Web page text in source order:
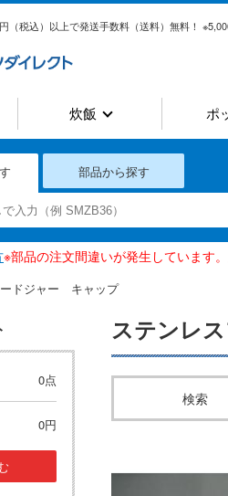
（税込）以上で発送手数料（送料）無料！
炊飯 ポ
部品から探す
※部品の注文間違いが発生しています
ドジャー キャップ
ステンレ
検索
0点
0円